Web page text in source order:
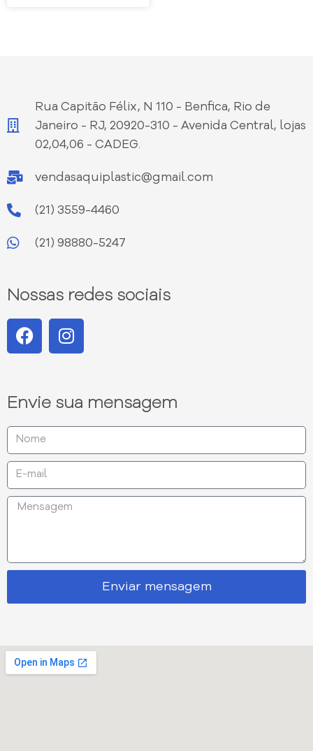
Rua Capitão Félix, N 110 - Benfica, Rio de
Janeiro - RJ, 20920-310 - Avenida Central, lojas
02,04,06 - CADEG.
vendasaquiplastic@gmail.com
(21) 3559-4460
(21) 98880-5247
Nossas redes sociais
Envie sua mensagem
Enviar mensagem